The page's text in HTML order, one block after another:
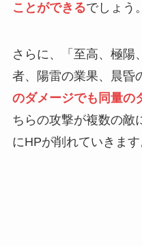
ことができるでしょう。
さらに、「至高、極陽
者、陽雷の業果、晨昏
のダメージでも同量の
ちらの攻撃が複数の敵
にHPが削れていきます